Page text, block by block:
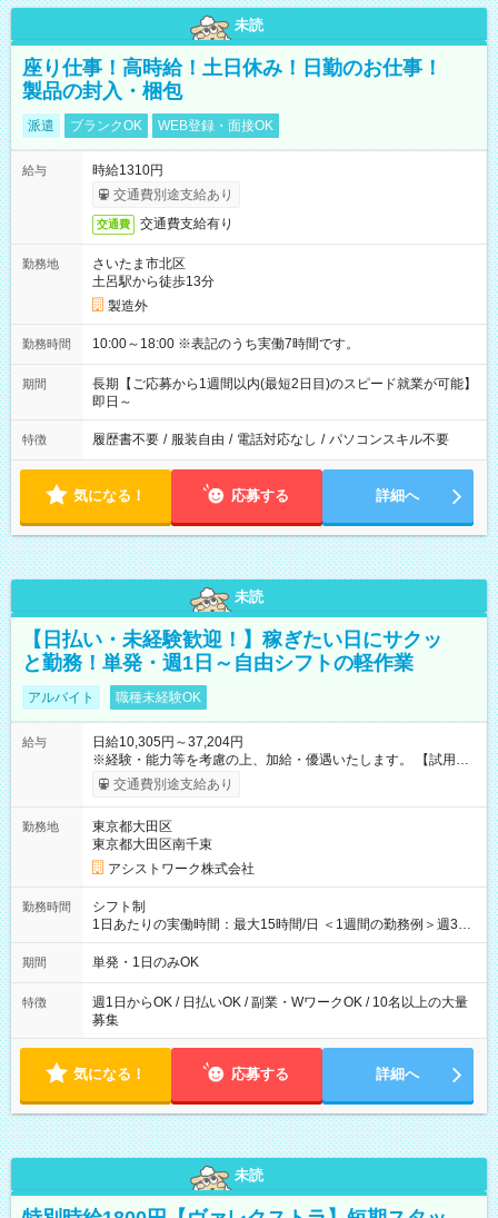
未読
座り仕事！高時給！土日休み！日勤のお仕事！
製品の封入・梱包
派遣 ブランクOK WEB登録・面接OK
給与
時給1310円
交通費別途支給あり
交通費 交通費支給有り
勤務地
さいたま市北区
土呂駅から徒歩13分
製造外
勤務時間 10:00～18:00 ※表記のうち実働7時間です。
期間
長期【ご応募から1週間以内(最短2日目)のスピード就業が可能】
即日～
特徴 履歴書不要 / 服装自由 / 電話対応なし / パソコンスキル不要
気になる！ 応募する 詳細へ
未読
【日払い・未経験歓迎！】稼ぎたい日にサクッ
と勤務！単発・週1日～自由シフトの軽作業
アルバイト 職種未経験OK
給与
日給10,305円～37,204円
※経験・能力等を考慮の上、加給・優遇いたします。 【試用期
間】試用期間なし
交通費別途支給あり
勤務地
東京都大田区
東京都大田区南千束
アシストワーク株式会社
勤務時間
シフト制
1日あたりの実働時間：最大15時間/日 ＜1週間の勤務例＞週3回
勤務 勤務：月・水・金 休み：火・木・土・日 好きな時にお仕事
可能です！ ※1日あたりの最大実働時間は日勤、夜勤共に勤務し
期間 単発・1日のみOK
特徴
週1日からOK / 日払いOK / 副業・WワークOK / 10名以上の大量
募集
気になる！ 応募する 詳細へ
未読